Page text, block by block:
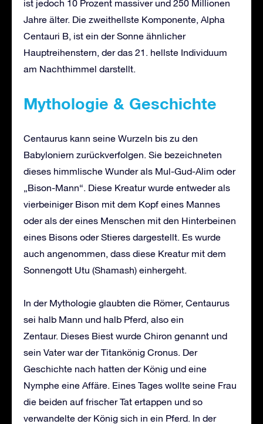
ist jedoch 10 Prozent massiver und 250 Millionen
Jahre älter. Die zweithellste Komponente, Alpha
Centauri B, ist ein der Sonne ähnlicher
Hauptreihenstern, der das 21. hellste Individuum
am Nachthimmel darstellt.
Mythologie & Geschichte
Centaurus kann seine Wurzeln bis zu den
Babyloniern zurückverfolgen. Sie bezeichneten
dieses himmlische Wunder als Mul-Gud-Alim oder
„Bison-Mann“. Diese Kreatur wurde entweder als
vierbeiniger Bison mit dem Kopf eines Mannes
oder als der eines Menschen mit den Hinterbeinen
eines Bisons oder Stieres dargestellt. Es wurde
auch angenommen, dass diese Kreatur mit dem
Sonnengott Utu (Shamash) einhergeht.
In der Mythologie glaubten die Römer, Centaurus
sei halb Mann und halb Pferd, also ein
Zentaur. Dieses Biest wurde Chiron genannt und
sein Vater war der Titankönig Cronus. Der
Geschichte nach hatten der König und eine
Nymphe eine Affäre. Eines Tages wollte seine Frau
die beiden auf frischer Tat ertappen und so
verwandelte der König sich in ein Pferd. In der